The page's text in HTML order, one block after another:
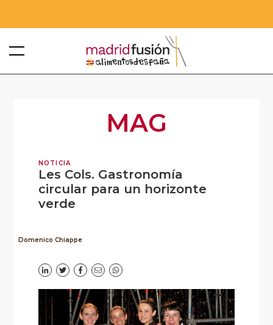
MAG
NOTICIA
Les Cols. Gastronomía
circular para un horizonte
verde
Domenico Chiappe